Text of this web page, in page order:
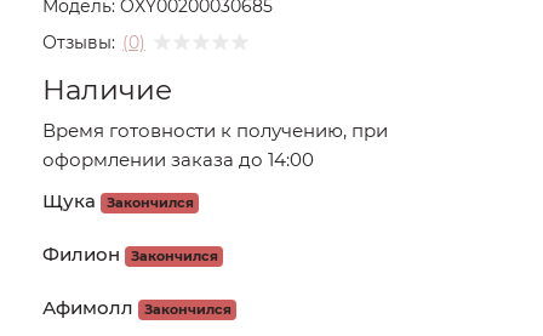
Модель: OXY00200030685
Отзывы: (0)
Наличие
Время готовности к получению, при
оформлении заказа до 14:00
Щука
Закончился
Филион Закончился
Афимолл Закончился